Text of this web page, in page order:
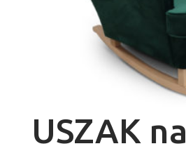
USZAK na